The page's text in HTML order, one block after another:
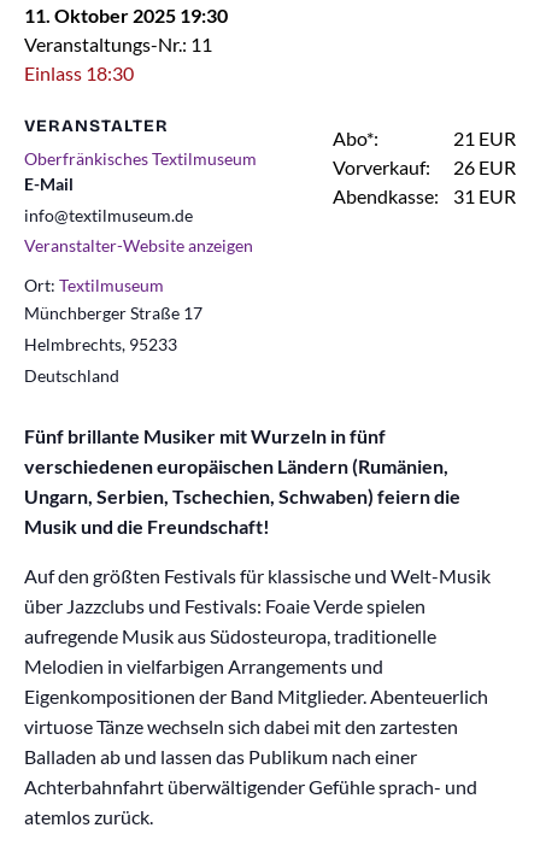
11. Oktober 2025 19:30
Veranstaltungs-Nr.: 11
Einlass 18:30
Ort: Textilmuseum
Münchberger Straße 17
Helmbrechts, 95233
Deutschland
VERANSTALTER
Oberfränkisches Textilmuseum
E-Mail
info@textilmuseum.de
Veranstalter-Website anzeigen
Abo*:
21 EUR
Vorverkauf:
26 EUR
Abendkasse:
31 EUR
Fünf brillante Musiker mit Wurzeln in fünf
verschiedenen europäischen Ländern (Rumänien,
Ungarn, Serbien, Tschechien, Schwaben) feiern die
Musik und die Freundschaft!
Auf den größten Festivals für klassische und Welt-Musik
über Jazzclubs und Festivals: Foaie Verde spielen
aufregende Musik aus Südosteuropa, traditionelle
Melodien in vielfarbigen Arrangements und
Eigenkompositionen der Band Mitglieder. Abenteuerlich
virtuose Tänze wechseln sich dabei mit den zartesten
Balladen ab und lassen das Publikum nach einer
Achterbahnfahrt überwältigender Gefühle sprach- und
atemlos zurück.